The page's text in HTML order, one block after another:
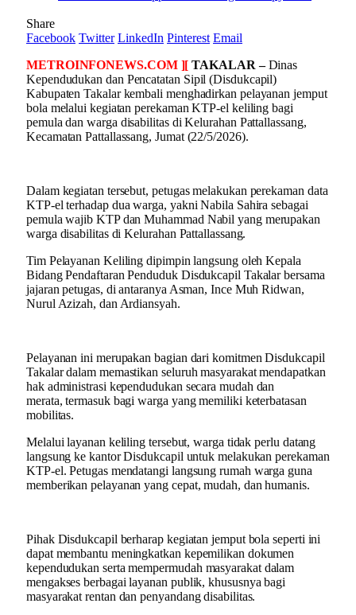
Share
Facebook Twitter LinkedIn Pinterest Email
METROINFONEWS.COM ][ TAKALAR –Dinas
Kependudukan dan Pencatatan Sipil (Disdukcapil)
Kabupaten Takalar kembali menghadirkan pelayanan jemput
bola melalui kegiatan perekaman KTP-el keliling bagi
pemula dan warga disabilitas di Kelurahan Pattallassang,
Kecamatan Pattallassang, Jumat (22/5/2026).
Dalam kegiatan tersebut, petugas melakukan perekaman data
KTP-el terhadap dua warga, yakni Nabila Sahira sebagai
pemula wajib KTP dan Muhammad Nabil yang merupakan
warga disabilitas di Kelurahan Pattallassang.
Tim Pelayanan Keliling dipimpin langsung oleh Kepala
Bidang Pendaftaran Penduduk Disdukcapil Takalar bersama
jajaran petugas, di antaranya Asman, Ince Muh Ridwan,
Nurul Azizah, dan Ardiansyah.
Pelayanan ini merupakan bagian dari komitmen Disdukcapil
Takalar dalam memastikan seluruh masyarakat mendapatkan
hak administrasi kependudukan secara mudah dan
merata, termasuk bagi warga yang memiliki keterbatasan
mobilitas.
Melalui layanan keliling tersebut, warga tidak perlu datang
langsung ke kantor Disdukcapil untuk melakukan perekaman
KTP-el. Petugas mendatangi langsung rumah warga guna
memberikan pelayanan yang cepat, mudah, dan humanis.
Pihak Disdukcapil berharap kegiatan jemput bola seperti ini
dapat membantu meningkatkan kepemilikan dokumen
kependudukan serta mempermudah masyarakat dalam
mengakses berbagai layanan publik, khususnya bagi
masyarakat rentan dan penyandang disabilitas.